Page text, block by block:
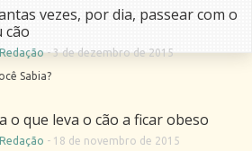
vezes, por dia, passear com o
cão
Redação-3 de dezembro de 2015
Sabia?
o que leva o cão a ficar obeso
Redação - 18 de novembro de 2015